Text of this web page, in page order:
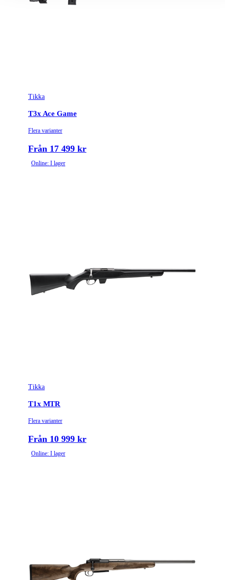
Tikka
T3x Ace Game
Flera varianter
Från 17 499 kr
Online: I lager
Tikka
T1x MTR
Flera varianter
Från 10 999 kr
Online: I lager